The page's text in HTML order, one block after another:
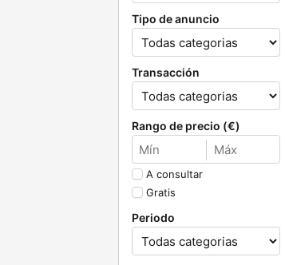
Tipo de anuncio
Transacción
Rango de precio (€)
A consultar
Gratis
Periodo